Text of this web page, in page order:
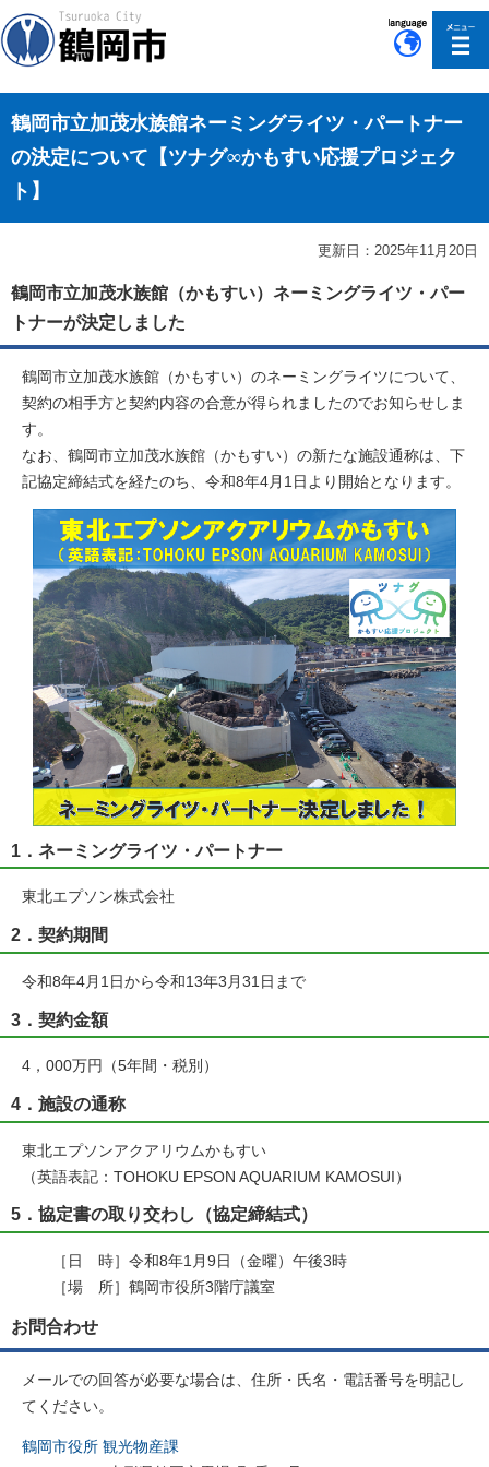
鶴岡市立加茂水族館ネーミングライツ・パートナー
の決定について【ツナグ∞かもすい応援プロジェク
ト】
更新日：2025年11月20日
鶴岡市立加茂水族館（かもすい）ネーミングライツ・パー
トナーが決定しました
鶴岡市立加茂水族館（かもすい）のネーミングライツについて、
契約の相手方と契約内容の合意が得られましたのでお知らせしま
す。
なお、鶴岡市立加茂水族館（かもすい）の新たな施設通称は、下
記協定締結式を経たのち、令和8年4月1日より開始となります。
1．ネーミングライツ・パートナー
東北エプソン株式会社
2．契約期間
令和8年4月1日から令和13年3月31日まで
3．契約金額
4，000万円（5年間・税別）
4．施設の通称
東北エプソンアクアリウムかもすい
（英語表記：TOHOKU EPSON AQUARIUM KAMOSUI）
5．協定書の取り交わし（協定締結式）
［日 時］令和8年1月9日（金曜）午後3時
［場 所］鶴岡市役所3階庁議室
お問合わせ
メールでの回答が必要な場合は、住所・氏名・電話番号を明記し
てください。
鶴岡市役所 観光物産課